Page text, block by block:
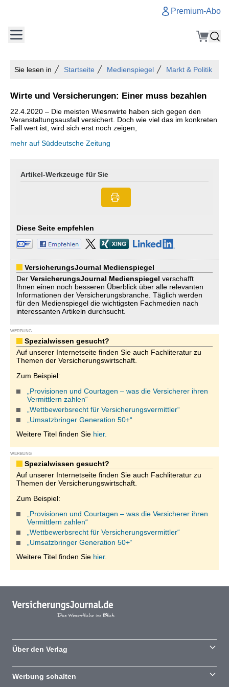
Premium-Abo
Sie lesen in Startseite Medienspiegel Markt & Politik
Wirte und Versicherungen: Einer muss bezahlen
22.4.2020 – Die meisten Wiesnwirte haben sich gegen den
Veranstaltungsausfall versichert. Doch wie viel das im konkreten
Fall wert ist, wird sich erst noch zeigen,
mehr auf Süddeutsche Zeitung
Artikel-Werkzeuge für Sie
Diese Seite empfehlen
VersicherungsJournal Medienspiegel
Der VersicherungsJournal Medienspiegel verschafft
Ihnen einen noch besseren Überblick über alle relevanten
Informationen der Versicherungsbranche. Täglich werden
für den Medienspiegel die wichtigsten Fachmedien nach
interessanten Artikeln durchsucht.
WERBUNG
Spezialwissen gesucht?
Auf unserer Internetseite finden Sie auch Fachliteratur zu
Themen der Versicherungswirtschaft.
Zum Beispiel:
„Provisionen und Courtagen – was die Versicherer ihren
Vermittlern zahlen“
„Wettbewerbsrecht für Versicherungsvermittler“
„Umsatzbringer Generation 50+“
Weitere Titel finden Sie hier.
WERBUNG
Spezialwissen gesucht?
Auf unserer Internetseite finden Sie auch Fachliteratur zu
Themen der Versicherungswirtschaft.
Zum Beispiel:
„Provisionen und Courtagen – was die Versicherer ihren
Vermittlern zahlen“
„Wettbewerbsrecht für Versicherungsvermittler“
„Umsatzbringer Generation 50+“
Weitere Titel finden Sie hier.
Über den Verlag
Werbung schalten